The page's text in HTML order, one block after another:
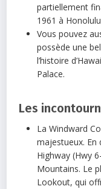
partiellement
1961 à
Vous pouvez
possède une
l’histoire
Palace.
Les
La Windward
majestueux. En
Highway (Hwy
Mountains. Le
Lookout, qui